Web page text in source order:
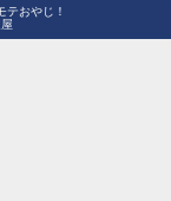
テおやじ！